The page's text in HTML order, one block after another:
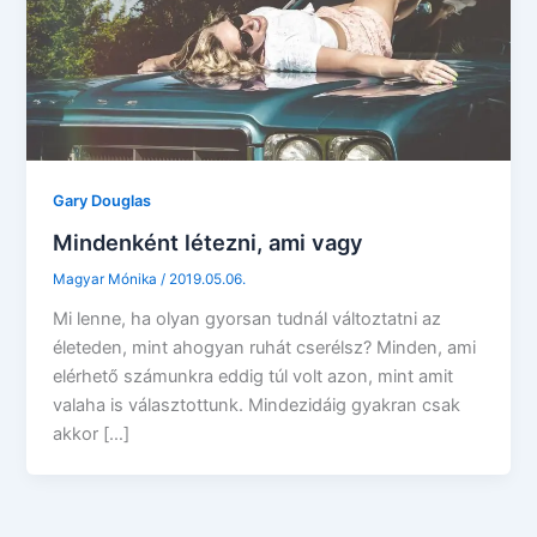
Gary Douglas
Mindenként létezni, ami vagy
Magyar Mónika/ 2019.05.06.
Mi lenne, ha olyan gyorsan tudnál változtatni az
életeden, mint ahogyan ruhát cserélsz? Minden, ami
elérhető számunkra eddig túl volt azon, mint amit
valaha is választottunk. Mindezidáig gyakran csak
akkor […]